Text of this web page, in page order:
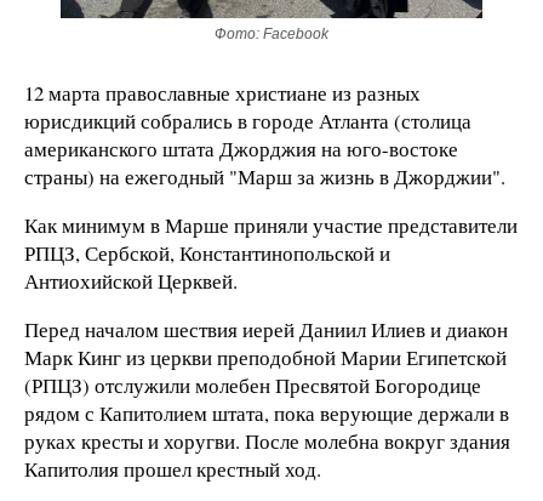
Фото: Facebook
12 марта православные христиане из разных
юрисдикций собрались в городе Атланта (столица
американского штата Джорджия на юго-востоке
страны) на ежегодный "Марш за жизнь в Джорджии".
Как минимум в Марше приняли участие представители
РПЦЗ, Сербской, Константинопольской и
Антиохийской Церквей.
Перед началом шествия иерей Даниил Илиев и диакон
Марк Кинг из церкви преподобной Марии Египетской
(РПЦЗ) отслужили молебен Пресвятой Богородице
рядом с Капитолием штата, пока верующие держали в
руках кресты и хоругви. После молебна вокруг здания
Капитолия прошел крестный ход.